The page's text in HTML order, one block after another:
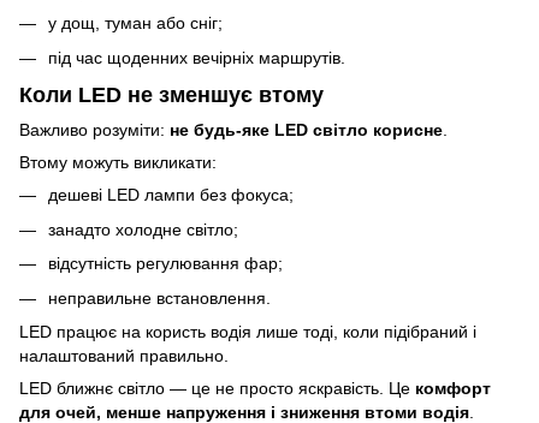
у дощ, туман або сніг;
під час щоденних вечірніх маршрутів.
Коли LED не зменшує втому
Важливо розуміти: не будь-яке LED світло корисне.
Втому можуть викликати:
дешеві LED лампи без фокуса;
занадто холодне світло;
відсутність регулювання фар;
неправильне встановлення.
LED працює на користь водія лише тоді, коли підібраний і
налаштований правильно.
LED ближнє світло — це не просто яскравість. Це комфорт
для очей, менше напруження і зниження втоми водія